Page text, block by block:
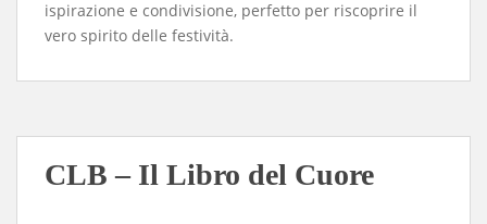
ispirazione e condivisione, perfetto per riscoprire il
vero spirito delle festività.
CLB – Il Libro del Cuore